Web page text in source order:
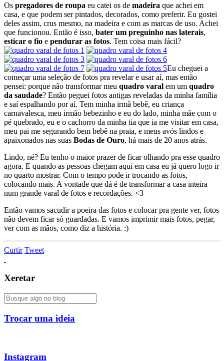
Os pregadores de roupa eu catei os de madeira que achei em
casa, e que podem ser pintados, decorados, como preferir. Eu gostei
deles assim, crus mesmo, na madeira e com as marcas de uso. Achei
que funcionou. Então é isso, bater um preguinho nas laterais,
esticar o fio e pendurar as fotos. Tem coisa mais fácil?
Eu cheguei a
começar uma seleção de fotos pra revelar e usar aí, mas então
pensei: porque não transformar meu quadro varal em um quadro
da saudade? Então peguei fotos antigas reveladas da minha família
e saí espalhando por aí. Tem minha irmã bebê, eu criança
carnavalesca, meu irmão bebezinho e eu do lado, minha mãe com o
pé quebrado, eu e o cachorro da minha tia que ia me visitar em casa,
meu pai me segurando bem bebê na praia, e meus avós lindos e
apaixonados nas suas Bodas de Ouro, há mais de 20 anos atrás.
Lindo, né? Eu tenho o maior prazer de ficar olhando pra esse quadro
agora. E quando as pessoas chegam aqui em casa eu já quero logo ir
no quarto mostrar. Com o tempo pode ir trocando as fotos,
colocando mais. A vontade que dá é de transformar a casa inteira
num grande varal de fotos e recordações. <3
Então vamos sacudir a poeira das fotos e colocar pra gente ver, fotos
não devem ficar só guardadas. E vamos imprimir mais fotos, pegar,
ver com as mãos, como diz a história. :)
Curtir Tweet
Xeretar
Trocar uma ideia
Instagram